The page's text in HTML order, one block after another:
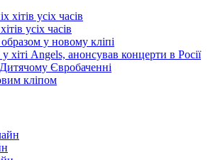
усіх часів
у новому кліпі
Angels, анонсував концерти в Росії
Євробаченні
кліпом